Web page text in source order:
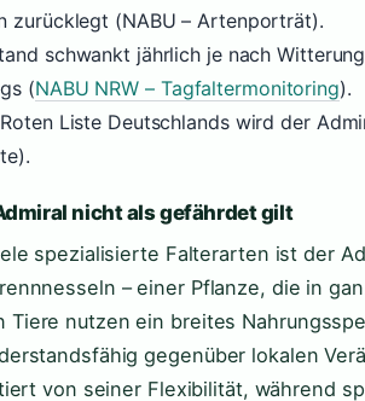
zurücklegt (NABU – Artenporträt).
schwankt jährlich je nach
(NABU NRW – Tagfaltermonitoring).
Liste Deutschlands wird der
nicht als gefährdet gilt
spezialisierte Falterarten ist der
– einer Pflanze, die in
Tiere nutzen ein breites
gegenüber lokalen
von seiner Flexibilität, während